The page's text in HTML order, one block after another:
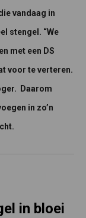
vandaag in
stengel. “We
met een DS
voor te verteren.
Daarom
in zo’n
in bloei